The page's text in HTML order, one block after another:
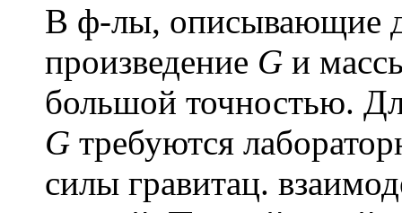
В ф-лы, описывающие
произведение G и
большой точностью.
G требуются
силы гравитац.